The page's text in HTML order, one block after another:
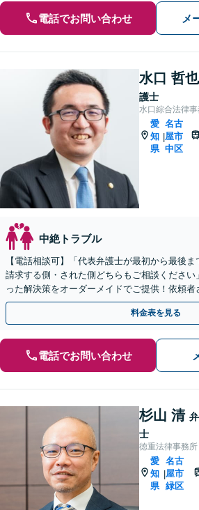
電話でお問い合わせ メ
水口 哲也
護士
水口綜合法律
愛
知
県
|
名古
屋市
中区
中絶トラブル
【電話相談可】「代表弁護士が最初から最後
請求する側・された側どちらもご相談くださ
った解決策をオーダーメイドでご提供！依頼
なゴールを目指す【休日・夜間相談可】
料金表を見る
電話でお問い合わせ
杉山 清
士
徳重法律事務所
愛
知
県
|
名古
屋市
緑区